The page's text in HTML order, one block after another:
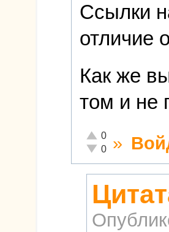
Ссылки
отличие
Как же
том и не
Отлично!
0
Неадекватно!
0 »